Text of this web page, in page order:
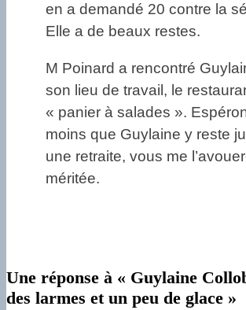
en a demandé 20 contre la
Elle a de beaux restes.
M Poinard a rencontré
son lieu de travail, le
« panier à salades ».
moins que Guylaine y reste
une retraite, vous me
méritée.
Une réponse à « Guylaine
des larmes et un peu de glace »